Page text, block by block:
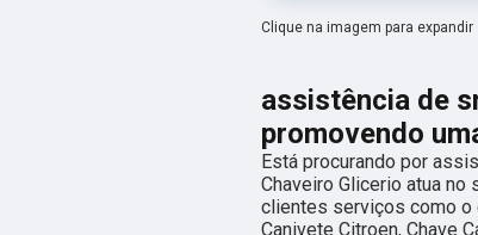
Clique na imagem para expandir
assistência de
promovendo
Está procurando por
Chaveiro Glicerio atua
clientes serviços como o
Canivete Citroen, Chave